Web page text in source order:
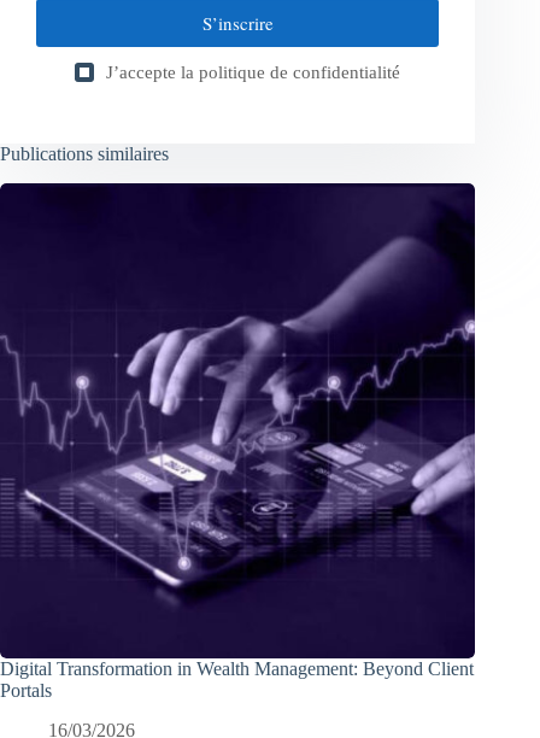
S’inscrire
J’accepte la politique de confidentialité
Publications similaires
Digital Transformation in Wealth Management: Beyond Client
Portals
16/03/2026